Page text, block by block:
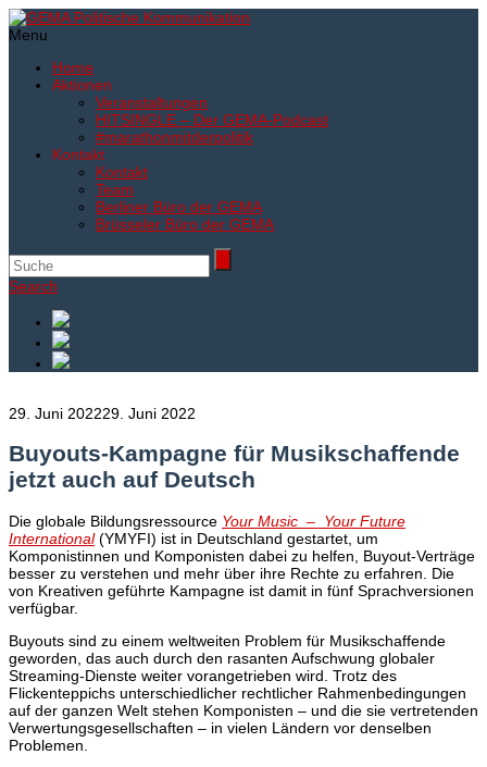
Menu
Home
Aktionen
Veranstaltungen
HITSINGLE – Der GEMA-Podcast
#marathonmitderpolitik
Kontakt
Kontakt
Team
Berliner Büro der GEMA
Brüsseler Büro der GEMA
Search
29. Juni 202229. Juni 2022
Buyouts-Kampagne für Musikschaffende
jetzt auch auf Deutsch
Die globale Bildungsressource Your Music – Your Future
International(YMYFI) ist in Deutschland gestartet, um
Komponistinnen und Komponisten dabei zu helfen, Buyout-Verträge
besser zu verstehen und mehr über ihre Rechte zu erfahren. Die
von Kreativen geführte Kampagne ist damit in fünf Sprachversionen
verfügbar.
Buyouts sind zu einem weltweiten Problem für Musikschaffende
geworden, das auch durch den rasanten Aufschwung globaler
Streaming-Dienste weiter vorangetrieben wird. Trotz des
Flickenteppichs unterschiedlicher rechtlicher Rahmenbedingungen
auf der ganzen Welt stehen Komponisten – und die sie vertretenden
Verwertungsgesellschaften – in vielen Ländern vor denselben
Problemen.